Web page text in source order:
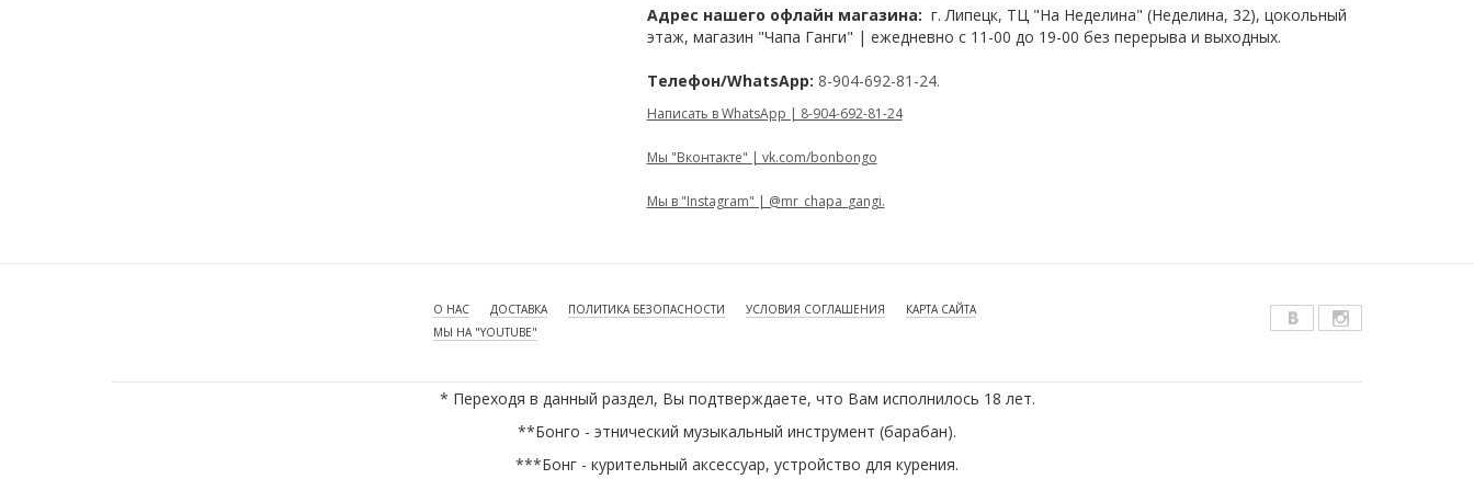
Адрес нашего офлайн магазина: г. Липецк, ТЦ "На Неделина" (Неделина, 32), цокольный
этаж, магазин "Чапа Ганги" | ежедневно с 11-00 до 19-00 без перерыва и выходных.
Телефон/WhatsApp: 8-904-692-81-24.
Написать в WhatsApp | 8-904-692-81-24
Мы "Вконтакте" | vk.com/bonbongo
Мы в "Instagram" | @mr_chapa_gangi.
О НАС ДОСТАВКА ПОЛИТИКА БЕЗОПАСНОСТИ УСЛОВИЯ СОГЛАШЕНИЯ
КАРТА САЙТА
МЫ НА "YOUTUBE"
* Переходя в данный раздел, Вы подтверждаете, что Вам исполнилось 18 лет.
**Бонго - этнический музыкальный инструмент (барабан).
***Бонг - курительный аксессуар, устройство для курения.